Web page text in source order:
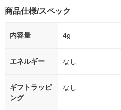
商品仕様/スペック
内容量 4g
エネルギー なし
ギフトラッピ
ング
なし